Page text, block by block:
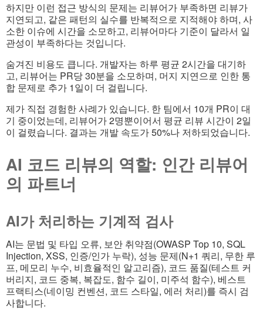
하지만 이런 접근 방식의 문제는 리뷰어가 부족하면 리뷰가
지연되고, 같은 패턴의 실수를 반복적으로 지적해야 하며, 사
소한 이슈에 시간을 소모하고, 리뷰어마다 기준이 달라서 일
관성이 부족하다는 것입니다.
숨겨진 비용도 큽니다. 개발자는 하루 평균 2시간을 대기하
고, 리뷰어는 PR당 30분을 소모하며, 머지 지연으로 인한 통
합 문제로 추가 1일이 더 걸립니다.
제가 직접 경험한 사례가 있습니다. 한 팀에서 10개 PR이 대
기 중이었는데, 리뷰어가 2명뿐이어서 평균 리뷰 시간이 2일
이 걸렸습니다. 결과는 개발 속도가 50%나 저하되었습니다.
AI 코드 리뷰의 역할: 인간 리뷰어
의 파트너
AI가 처리하는 기계적 검사
AI는 문법 및 타입 오류, 보안 취약점(OWASP Top 10, SQL
Injection, XSS, 인증/인가 누락), 성능 문제(N+1 쿼리, 무한 루
프, 메모리 누수, 비효율적인 알고리즘), 코드 품질(테스트 커
버리지, 코드 중복, 복잡도, 함수 길이, 미주석 함수), 베스트
프랙티스(네이밍 컨벤션, 코드 스타일, 에러 처리)를 즉시 검
사합니다.